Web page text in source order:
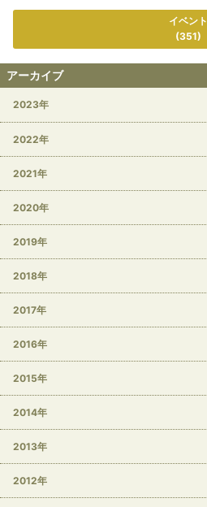
イベント
(351)
アーカイブ
2023年
2022年
2021年
2020年
2019年
2018年
2017年
2016年
2015年
2014年
2013年
2012年